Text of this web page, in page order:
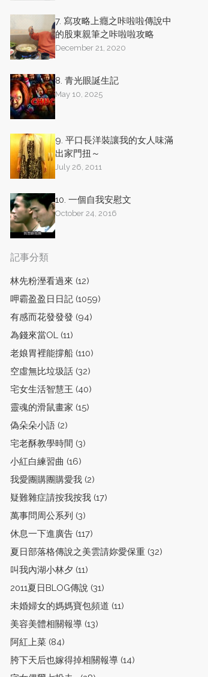
7. 寫攻略上癮之咔啦啦傳說中
的股東親筆之咔啦啦攻略
December 21, 2020
8. 青光眼誕生記
May 10, 2025
9. 平口長洋裝讓我的女人味滿
出家門扭～
July 26, 2011
10. 一個自我安慰文
October 24, 2016
記事分類
林先粉溼看過來 (12)
呷霸盈盈日日記 (1059)
有感而花發發發 (94)
為錢來當OL (11)
老娘胃裡能撐船 (110)
空虛無比垃圾話 (32)
宅女生活智慧王 (40)
靈魂的滑鼠畫家 (15)
偽朵朵小語 (2)
宅老酥教學時間 (3)
小紅白練習曲 (16)
我愛團購團購愛我 (2)
疑難雜症請按我按我 (17)
萬事問周公系列 (3)
休息一下進廣告 (117)
夏日部落格傳說之美雲請妳愛保重 (32)
叫我內湖小林夕 (11)
2011夏日BLOG傳說 (31)
未婚婦女的媽媽寶包頻道 (11)
美容美體相關報導 (13)
阿紅上菜 (84)
胯下天后也嫁得掉相關報導 (14)